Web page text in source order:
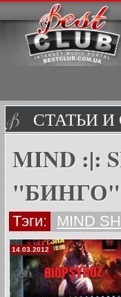
СТАТЬИ
MIND :|:
"БИНГО"
Тэги: MIND
14.03.2012